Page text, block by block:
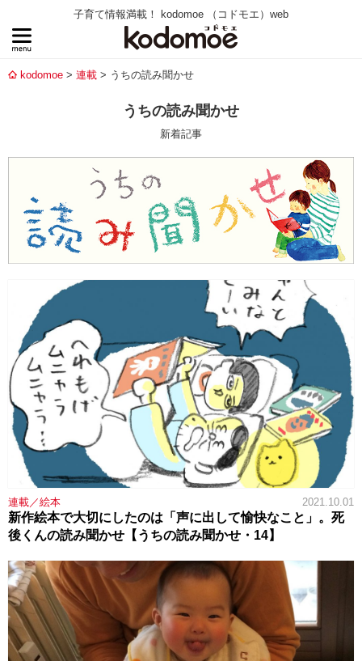
子育て情報満載！ kodomoe （コドモエ）web
kodomoe 連載 うちの読み聞かせ
うちの読み聞かせ
新着記事
連載／絵本 2021.10.01
新作絵本で大切にしたのは「声に出して愉快なこと」。死
後くんの読み聞かせ【うちの読み聞かせ・14】